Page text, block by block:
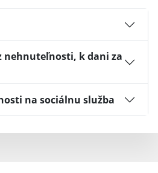
nehnuteľnosti, k dani za
na sociálnu služba